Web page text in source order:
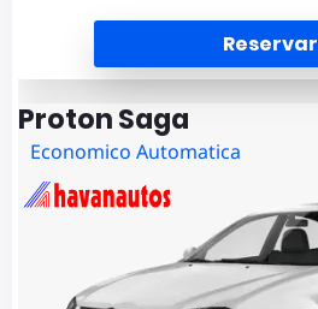
Reservar
Proton Saga
Economico Automatica